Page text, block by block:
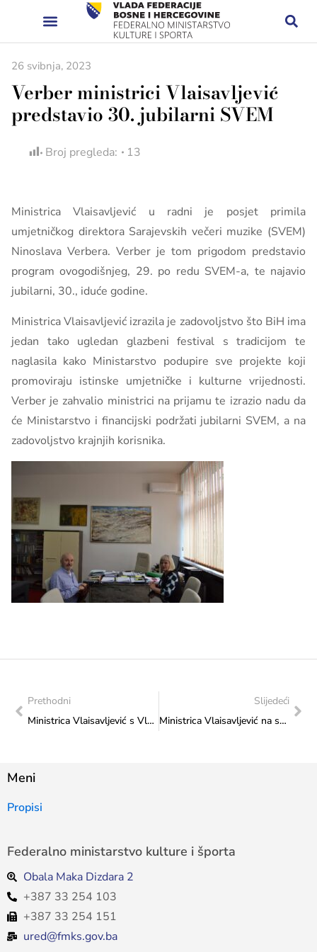
26 svibnja, 2023
Verber ministrici Vlaisavljević
predstavio 30. jubilarni SVEM
Broj pregleda: 13
Ministrica Vlaisavljević u radni je posjet primila
umjetničkog direktora Sarajevskih večeri muzike (SVEM)
Ninoslava Verbera. Verber je tom prigodom predstavio
program ovogodišnjeg, 29. po redu SVEM-a, te najavio
jubilarni, 30., iduće godine.
Ministrica Vlaisavljević izrazila je zadovoljstvo što BiH ima
jedan tako ugledan glazbeni festival s tradicijom te
naglasila kako Ministarstvo podupire sve projekte koji
promoviraju istinske umjetničke i kulturne vrijednosti.
Verber je zahvalio ministrici na prijamu te izrazio nadu da
će Ministarstvo i financijski podržati jubilarni SVEM, a na
zadovoljstvo krajnjih korisnika.
Prethodni
Ministrica Vlaisavljević s Vladom Podanyjem: Predstavljeno „Crno-bijelo dugme“
Slijedeći
Ministrica Vlaisavljević na svečanom prijemu povodom obilježavanja Dana državnosti Republike Hrvatske
Meni
Propisi
Federalno ministarstvo kulture i športa
Obala Maka Dizdara 2
+387 33 254 103
+387 33 254 151
ured@fmks.gov.ba